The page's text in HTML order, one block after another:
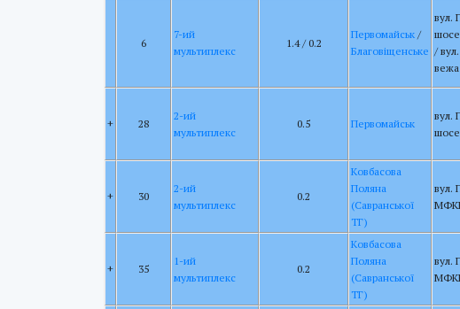
6
7-ий
мультиплекс
1.4 / 0.2
Первомайськ /
Благовіщенське
вул.
/
+ 28
2-ий
мультиплекс
0.5 Первомайськ
вул.
+ 30
2-ий
мультиплекс
0.2
Ковбасова
Поляна
(Савранської
ТГ)
вул.
+ 35
1-ий
мультиплекс
0.2
Ковбасова
Поляна
(Савранської
ТГ)
вул.